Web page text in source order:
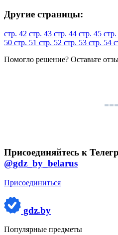
Другие страницы:
стр. 42 стр. 43 стр. 44 стр. 45
50 стр. 51 стр. 52 стр. 53 стр. 54
Помогло решение? Оставьте
Присоединяйтесь к
@gdz_by_belarus
Присоединиться
gdz.by
Популярные предметы